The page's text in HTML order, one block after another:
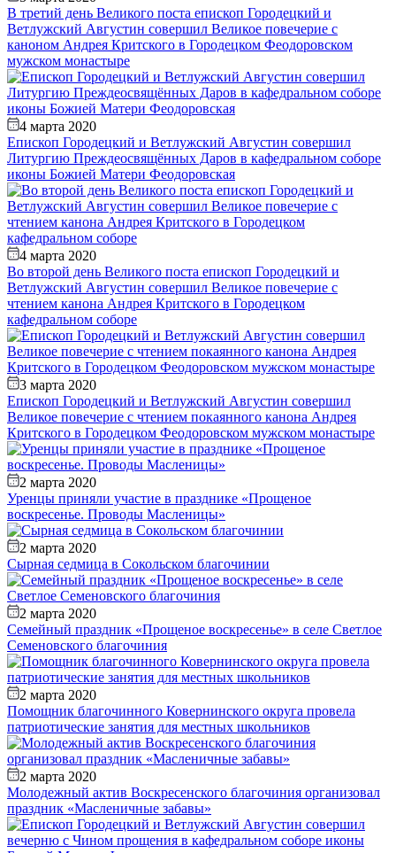
В третий день Великого поста епископ Городецкий и
Ветлужский Августин совершил Великое повечерие с
каноном Андрея Критского в Городецком Феодоровском
мужском монастыре
4 марта 2020
Епископ Городецкий и Ветлужский Августин совершил
Литургию Преждеосвящённых Даров в кафедральном соборе
иконы Божией Матери Феодоровская
4 марта 2020
Во второй день Великого поста епископ Городецкий и
Ветлужский Августин совершил Великое повечерие с
чтением канона Андрея Критского в Городецком
кафедральном соборе
3 марта 2020
Епископ Городецкий и Ветлужский Августин совершил
Великое повечерие с чтением покаянного канона Андрея
Критского в Городецком Феодоровском мужском монастыре
2 марта 2020
Уренцы приняли участие в празднике «Прощеное
воскресенье. Проводы Масленицы»
2 марта 2020
Сырная седмица в Сокольском благочинии
2 марта 2020
Семейный праздник «Прощеное воскресенье» в селе Светлое
Семеновского благочиния
2 марта 2020
Помощник благочинного Ковернинского округа провела
патриотические занятия для местных школьников
2 марта 2020
Молодежный актив Воскресенского благочиния организовал
праздник «Масленичные забавы»